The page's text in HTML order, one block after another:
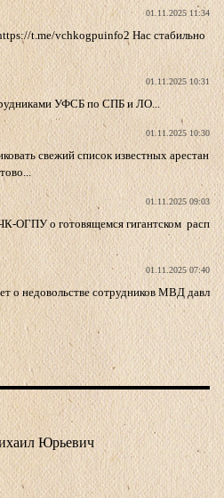
01.11.2025 11:34
t.me/vchkogpuinfo2 Нас стабильно
01.11.2025 10:31
УФСБ по СПБ и ЛО...
01.11.2025 10:30
свежий список известных арестан
01.11.2025 09:03
ОГПУ о готовящемся гигантском расп
01.11.2025 07:40
о недовольстве сотрудников МВД давл
Юрьевич